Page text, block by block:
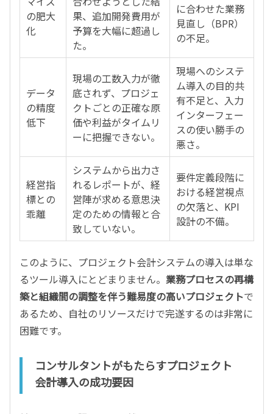
の肥大
化
果、追加開発費用が
予算を大幅に超過し
た。
に合わせた業務
見直し（BPR）
の不足。
データ
の精度
低下
現場の工数入力が徹
底されず、プロジェ
クトごとの正確な原
価や利益がタイムリ
ーに把握できない。
現場へのシステ
ム導入の目的共
有不足と、入力
インターフェー
スの使い勝手の
悪さ。
経営指
標との
乖離
システムから出力さ
れるレポートが、経
営陣が求める意思決
定のための情報と合
致していない。
要件定義段階に
おける経営視点
の欠落と、KPI
設計の不備。
このように、プロジェクト会計システムの導入は単な
るツール導入にとどまりません。 業務プロセスの再構
築と組織間の調整を伴う難易度の高いプロジェクトで
あるため、自社のリソースだけで完遂するのは非常に
困難です。
コンサルタントがもたらすプロジェクト
会計導入の成功要因